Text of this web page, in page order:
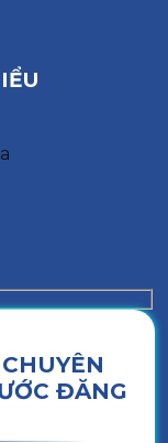
ĐĂNG